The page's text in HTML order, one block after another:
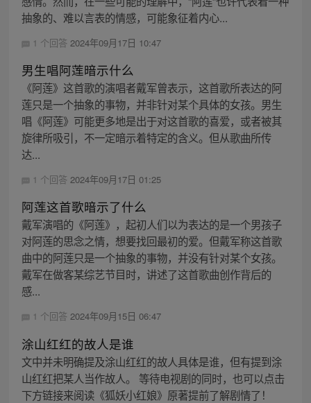
抽象的、难以言表的情感，可能象征着内心...
1 个回答 2024年09月17日 10:47
男生唱阿莲暗示什么
《阿莲》这首歌的演唱者戴军曾表示，这首歌所表达的阿
莲只是一个抽象的事物，并非针对某个具体的女孩。男生
唱《阿莲》可能更多地是出于对这首歌的喜爱，或者被其
旋律所吸引，不一定暗示着特定的含义。但从歌曲所传
达...
1 个回答 2024年09月17日 01:25
阿莲这首歌暗示了什么
戴军演唱的《阿莲》，起初人们以为表达的是一个男孩子
对阿莲的思念之情，想要找回最初的爱。但戴军称这首歌
曲中的阿莲只是一个抽象的事物，并没有针对某个女孩。
戴军在做客某综艺节目时，讲述了这首歌曲创作背后的
感...
1 个回答 2024年09月15日 06:47
涂山红红的故人是谁
文中并未明确提及涂山红红的故人具体是谁，但有提到涂
山红红把某人当作故人。 等待电视剧的同时，也可以点击
下方链接来阅读《狐妖小红娘》原著提前了解剧情了！